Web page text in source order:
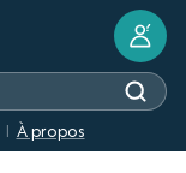
À propos
?